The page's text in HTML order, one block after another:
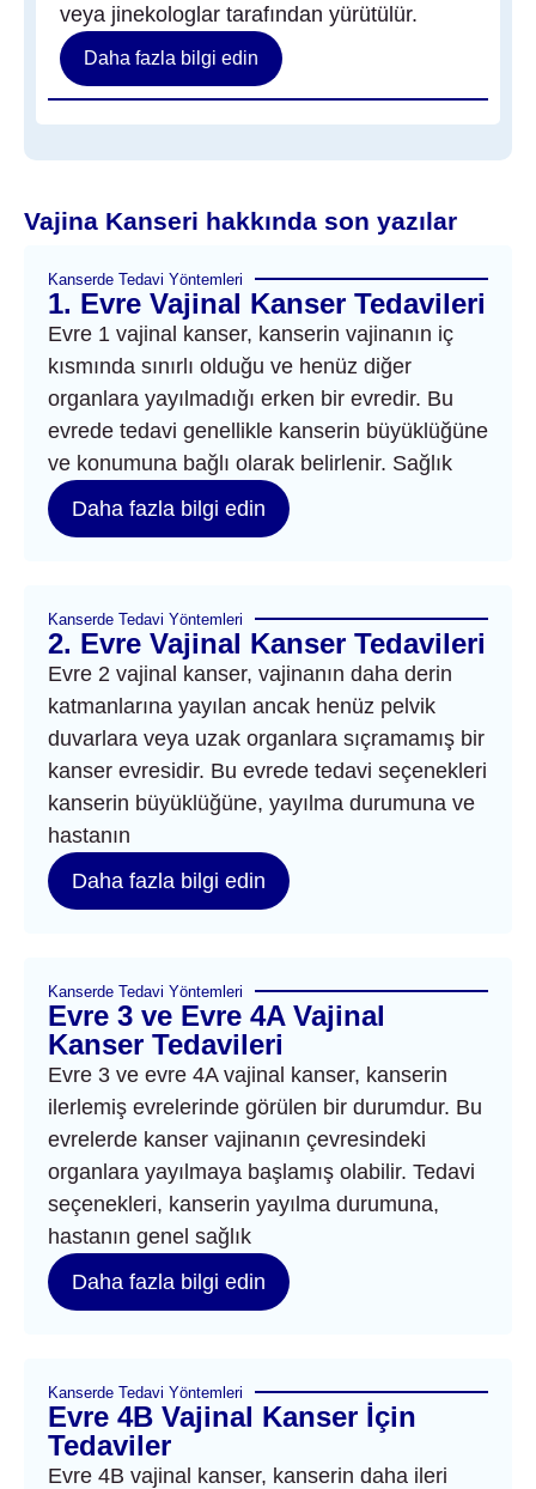
veya jinekologlar tarafından yürütülür.
Daha fazla bilgi edin
Vajina Kanseri hakkında son yazılar
Kanserde Tedavi Yöntemleri
1. Evre Vajinal Kanser Tedavileri
Evre 1 vajinal kanser, kanserin vajinanın iç
kısmında sınırlı olduğu ve henüz diğer
organlara yayılmadığı erken bir evredir. Bu
evrede tedavi genellikle kanserin büyüklüğüne
ve konumuna bağlı olarak belirlenir. Sağlık
Daha fazla bilgi edin
Kanserde Tedavi Yöntemleri
2. Evre Vajinal Kanser Tedavileri
Evre 2 vajinal kanser, vajinanın daha derin
katmanlarına yayılan ancak henüz pelvik
duvarlara veya uzak organlara sıçramamış bir
kanser evresidir. Bu evrede tedavi seçenekleri
kanserin büyüklüğüne, yayılma durumuna ve
hastanın
Daha fazla bilgi edin
Kanserde Tedavi Yöntemleri
Evre 3 ve Evre 4A Vajinal
Kanser Tedavileri
Evre 3 ve evre 4A vajinal kanser, kanserin
ilerlemiş evrelerinde görülen bir durumdur. Bu
evrelerde kanser vajinanın çevresindeki
organlara yayılmaya başlamış olabilir. Tedavi
seçenekleri, kanserin yayılma durumuna,
hastanın genel sağlık
Daha fazla bilgi edin
Kanserde Tedavi Yöntemleri
Evre 4B Vajinal Kanser İçin
Tedaviler
Evre 4B vajinal kanser, kanserin daha ileri